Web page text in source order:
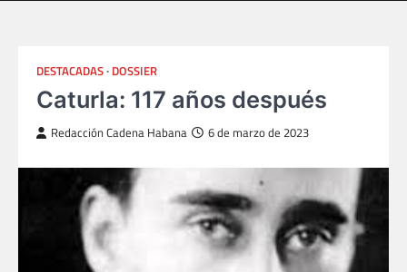
DESTACADAS DOSSIER
Caturla: 117 años después
Redacción Cadena Habana 6 de marzo de 2023